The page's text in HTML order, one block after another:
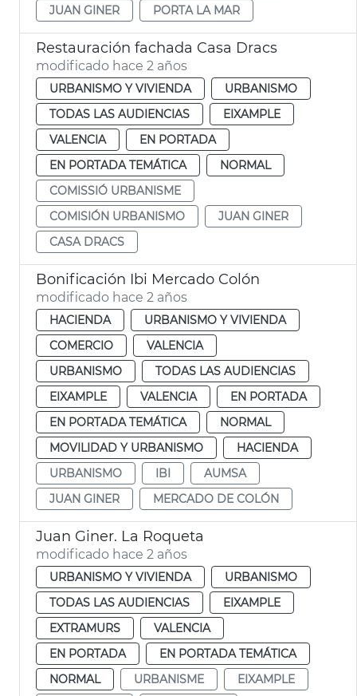
JUAN GINER
PORTA LA MAR
Restauración fachada Casa Dracs
modificado hace 2 años
URBANISMO Y VIVIENDA
URBANISMO
TODAS LAS AUDIENCIAS
EIXAMPLE
VALENCIA
EN PORTADA
EN PORTADA TEMÁTICA
NORMAL
COMISSIÓ URBANISME
COMISIÓN URBANISMO
JUAN GINER
CASA DRACS
Bonificación Ibi Mercado Colón
modificado hace 2 años
HACIENDA
URBANISMO Y VIVIENDA
COMERCIO
VALENCIA
URBANISMO
TODAS LAS AUDIENCIAS
EIXAMPLE
VALENCIA
EN PORTADA
EN PORTADA TEMÁTICA
NORMAL
MOVILIDAD Y URBANISMO
HACIENDA
URBANISMO
IBI
AUMSA
JUAN GINER
MERCADO DE COLÓN
Juan Giner. La Roqueta
modificado hace 2 años
URBANISMO Y VIVIENDA
URBANISMO
TODAS LAS AUDIENCIAS
EIXAMPLE
EXTRAMURS
VALENCIA
EN PORTADA
EN PORTADA TEMÁTICA
NORMAL
URBANISME
EIXAMPLE